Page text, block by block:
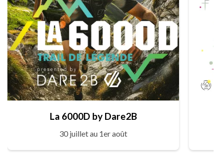
La 6000D by Dare2B
30 juillet au 1er août